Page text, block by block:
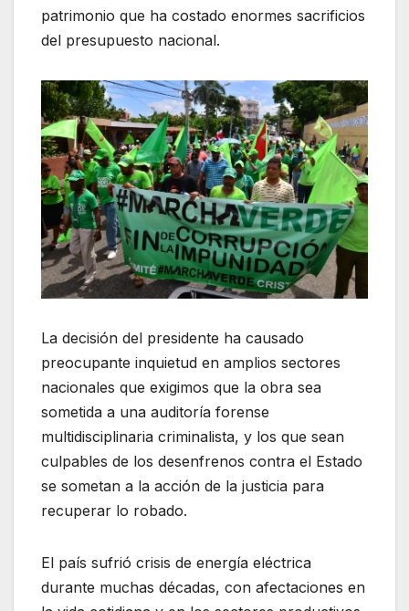
patrimonio que ha costado enormes sacrificios
del presupuesto nacional.
La decisión del presidente ha causado
preocupante inquietud en amplios sectores
nacionales que exigimos que la obra sea
sometida a una auditoría forense
multidisciplinaria criminalista, y los que sean
culpables de los desenfrenos contra el Estado
se sometan a la acción de la justicia para
recuperar lo robado.
El país sufrió crisis de energía eléctrica
durante muchas décadas, con afectaciones en